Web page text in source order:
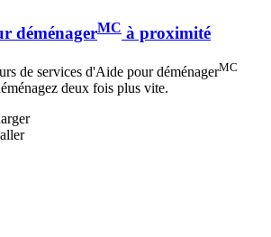
déménagerMC à proximité
de services d'Aide pour déménagerMC
deux fois plus vite.